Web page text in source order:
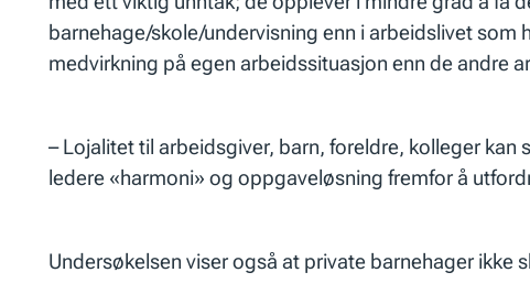
barnehage/skole/undervisning enn i arbeidslivet
medvirkning på egen arbeidssituasjon enn de andre
– Lojalitet til arbeidsgiver, barn, foreldre, kolleger
ledere «harmoni» og oppgaveløsning fremfor å
Undersøkelsen viser også at private barnehager